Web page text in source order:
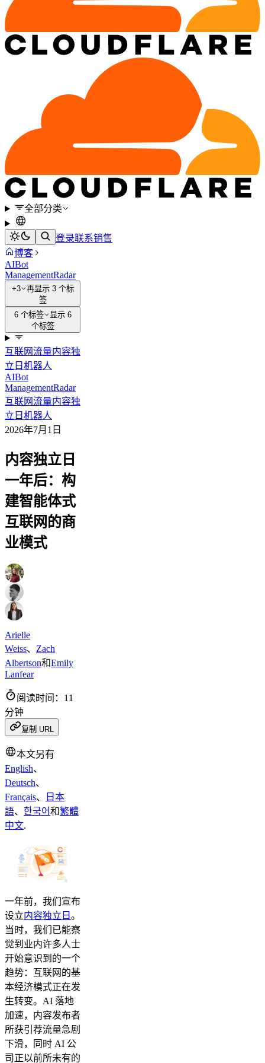
全部分类
登录联系销售
博客
AIBot
ManagementRadar
+3
再显示 3 个标
签
6 个标签
显示 6
个标签
互联网流量内容独
立日 机器人
AIBot
ManagementRadar
互联网流量内容独
立日 机器人
2026年7月1日
内容独立日
一年后：构
建智能体式
互联网的商
业模式
Arielle
Weiss、 Zach
Albertson和Emily
Lanfear
阅读时间：11
分钟
复制 URL
本文另有
English、
Deutsch、
Français、
日本
語、 한국어和繁體
中文.
一年前，我们宣布
设立内容独立日 。
当时，我们已能察
觉到业内许多人士
开始意识到的一个
趋势：互联网的基
本经济模式正在发
生转变。AI 落地
加速，内容发布者
所获引荐流量急剧
下滑，同时 AI 公
司正以前所未有的